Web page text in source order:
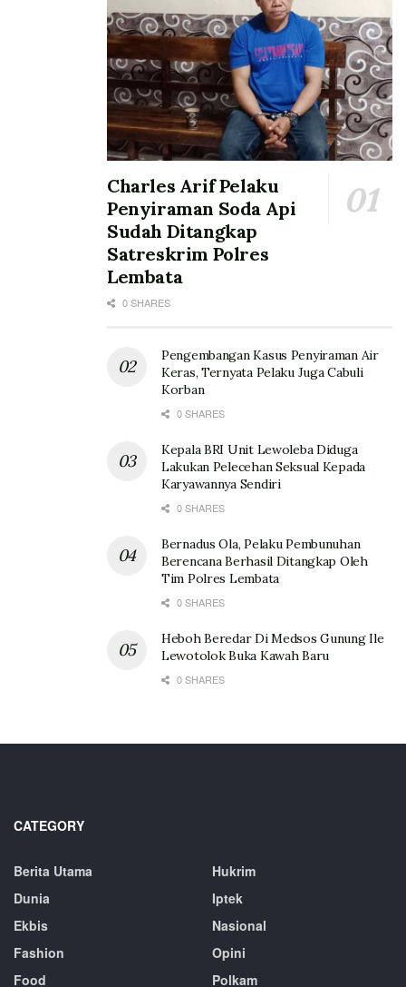
Charles Arif Pelaku
Penyiraman Soda Api
Sudah Ditangkap
Satreskrim Polres
Lembata
0 SHARES
Pengembangan Kasus Penyiraman Air
Keras, Ternyata Pelaku Juga Cabuli
Korban
0 SHARES
Kepala BRI Unit Lewoleba Diduga
Lakukan Pelecehan Seksual Kepada
Karyawannya Sendiri
0 SHARES
Bernadus Ola, Pelaku Pembunuhan
Berencana Berhasil Ditangkap Oleh
Tim Polres Lembata
0 SHARES
Heboh Beredar Di Medsos Gunung Ile
Lewotolok Buka Kawah Baru
0 SHARES
CATEGORY
Berita Utama
Dunia
Ekbis
Fashion
Food
Hukrim
Iptek
Nasional
Opini
Polkam